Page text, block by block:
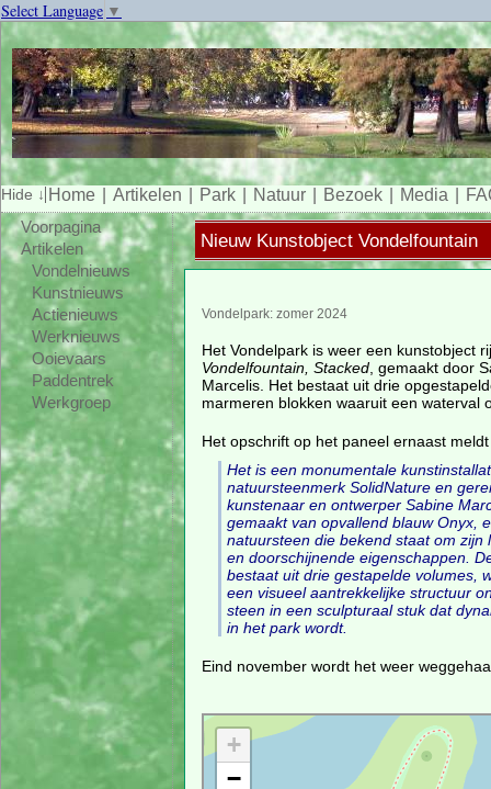
Select Language ▼
Home Artikelen Park Natuur Bezoek Media
Voorpagina
Artikelen
Vondelnieuws
Kunstnieuws
Actienieuws
Werknieuws
Ooievaars
Paddentrek
Werkgroep
Nieuw Kunstobject Vondelfountain
Vondelpark: zomer 2024
Het Vondelpark is weer een kunstobject
Vondelfountain, Stacked, gemaakt door
Marcelis. Het bestaat uit drie
marmeren blokken waaruit een waterval
Het opschrift op het paneel ernaast
Het is een monumentale
natuursteenmerk SolidNature en
kunstenaar en ontwerper Sabine
gemaakt van opvallend blauw Onyx,
natuursteen die bekend staat om zijn
en doorschijnende eigenschappen.
bestaat uit drie gestapelde volumes,
een visueel aantrekkelijke structuur
steen in een sculpturaal stuk dat
in het park wordt.
Eind november wordt het weer